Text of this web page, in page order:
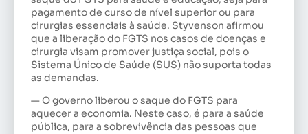
pagamento de curso de nível superior ou para
cirurgias essenciais à saúde. Styvenson afirmou
que a liberação do FGTS nos casos de doenças e
cirurgia visam promover justiça social, pois o
Sistema Único de Saúde (SUS) não suporta todas
as demandas.
— O governo liberou o saque do FGTS para
aquecer a economia. Neste caso, é para a saúde
pública, para a sobrevivência das pessoas que